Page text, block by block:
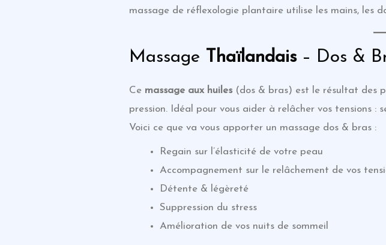
massage de réflexologie plantaire utilise les mains, les
Massage Thaïlandais– Dos &
Ce massage aux huiles(dos & bras) est le résultat des
pression. Idéal pour vous aider à relâcher vos tensions
Voici ce que va vous apporter un massage dos & bras :
Regain sur l’élasticité de votre peau
Accompagnement sur le relâchement de vos
Détente & légèreté
Suppression du stress
Amélioration de vos nuits de sommeil